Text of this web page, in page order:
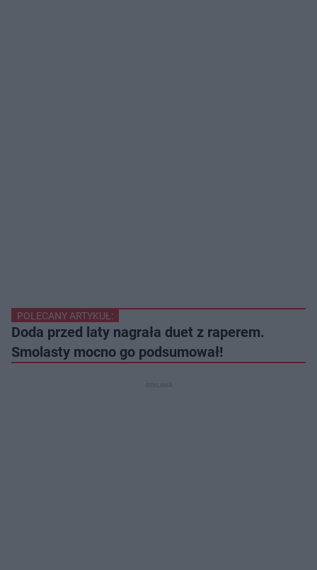
POLECANY ARTYKUŁ:
Doda przed laty nagrała duet z raperem.
Smolasty mocno go podsumował!